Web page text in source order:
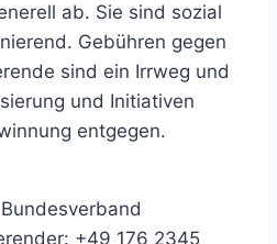
ab. Sie sind sozial
Gebühren gegen
sind ein Irrweg und
und Initiativen
entgegen.
+49 176 2345